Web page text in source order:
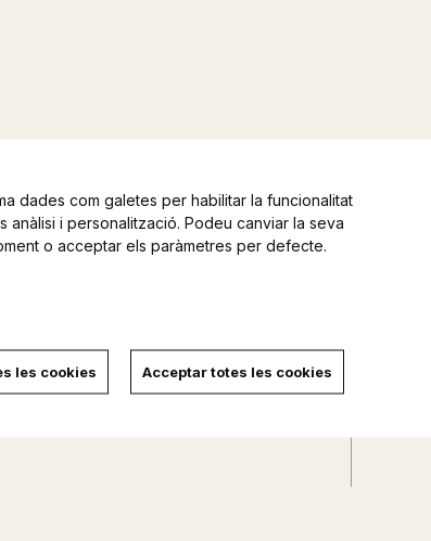
Data
Any
Nº de
dades com galetes per habilitar la funcionalitat
anàlisi i personalització. Podeu canviar la seva
o acceptar els paràmetres per defecte.
les cookies Acceptar totes les cookies